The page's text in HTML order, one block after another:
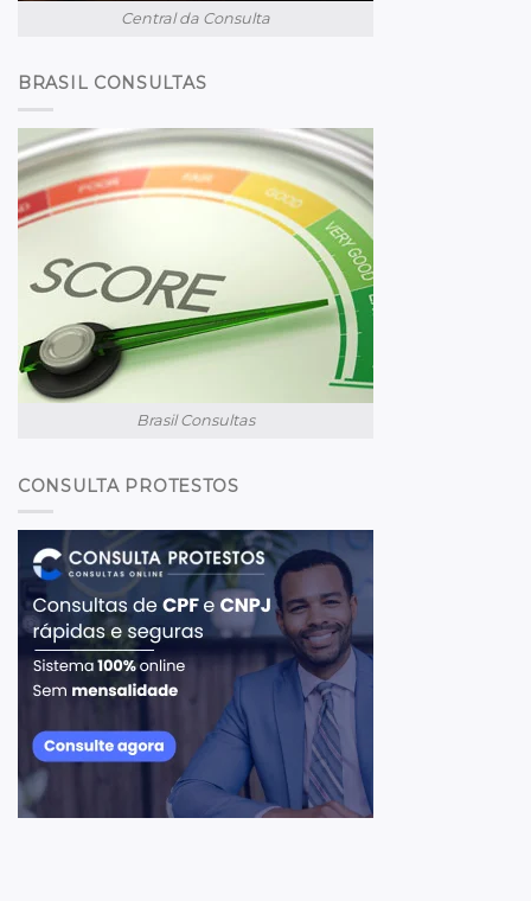
Central da Consulta
BRASIL CONSULTAS
Brasil Consultas
CONSULTA PROTESTOS